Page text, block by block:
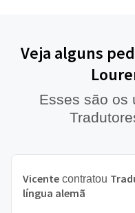
Veja alguns
Esses são os
Vicente contratou
língua alemã